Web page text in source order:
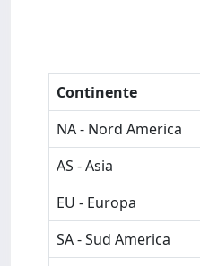
Continente
NA - Nord America
AS - Asia
EU - Europa
SA - Sud America